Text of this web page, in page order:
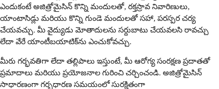
ఎందుకంటే అజిత్రోమైసిన్ కొన్ని మందులతో, రక్తస్రావ నివారిణులు,
యాంటాసిడ్లు మరియు కొన్ని గుండె మందులతో సహా, పరస్పర చర్య
చేయవచ్చు. మీ వైద్యుడు మోతాదులను సర్దుబాటు చేయవలసి రావచ్చు
లేదా వేరే యాంటీబయాటిక్‌ను ఎంచుకోవచ్చు.
మీరు గర్భవతిగా లేదా తల్లిపాలు ఇస్తుంటే, మీ ఆరోగ్య సంరక్షణ ప్రదాతతో
ప్రమాదాలు మరియు ప్రయోజనాల గురించి చర్చించండి. అజిత్రోమైసిన్
సాధారణంగా గర్భధారణ సమయంలో సురక్షితంగా